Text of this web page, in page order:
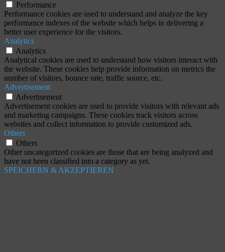
Performance
Performance cookies are used to understand and analyze the key
performance indexes of the website which helps in delivering a
better user experience for the visitors.
Analytics
Analytics
Analytical cookies are used to understand how visitors interact with
the website. These cookies help provide information on metrics the
number of visitors, bounce rate, traffic source, etc.
Advertisement
Advertisement
Advertisement cookies are used to provide visitors with relevant ads
and marketing campaigns. These cookies track visitors across
websites and collect information to provide customized ads.
Others
Others
Other uncategorized cookies are those that are being analyzed and
have not been classified into a category as yet.
SPEICHERN & AKZEPTIEREN